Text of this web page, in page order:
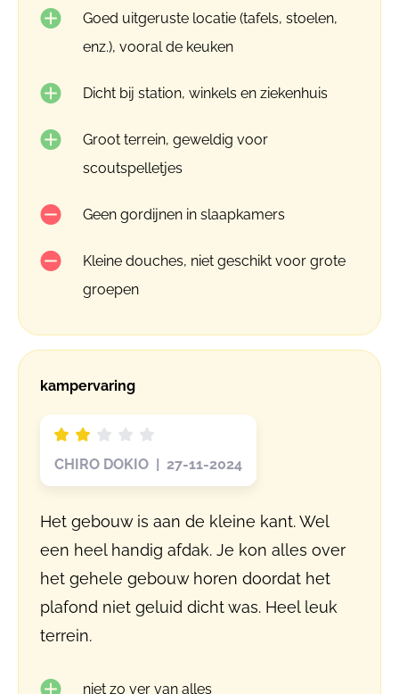
Goed uitgeruste locatie (tafels, stoelen,
enz.), vooral de keuken
Dicht bij station, winkels en ziekenhuis
Groot terrein, geweldig voor
scoutspelletjes
Geen gordijnen in slaapkamers
Kleine douches, niet geschikt voor grote
groepen
kampervaring
CHIRO DOKIO | 27-11-2024
Het gebouw is aan de kleine kant. Wel
een heel handig afdak. Je kon alles over
het gehele gebouw horen doordat het
plafond niet geluid dicht was. Heel leuk
terrein.
niet zo ver van alles